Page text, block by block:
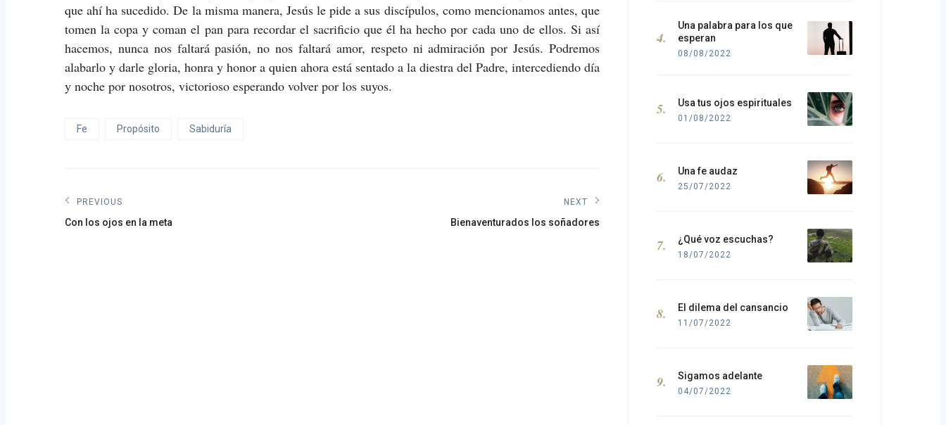
que ahí ha sucedido. De la misma manera, Jesús le pide a sus discípulos, como mencionamos antes, que
tomen la copa y coman el pan para recordar el sacrificio que él ha hecho por cada uno de ellos. Si así
hacemos, nunca nos faltará pasión, no nos faltará amor, respeto ni admiración por Jesús. Podremos
alabarlo y darle gloria, honra y honor a quien ahora está sentado a la diestra del Padre, intercediendo día
y noche por nosotros, victorioso esperando volver por los suyos.
Fe Propósito Sabiduría
Navegación
de
PREVIOUS
Previous
Con los ojos en la meta
NEXT
Next
Bienaventurados los soñadores
Una palabra para los que
esperan
08/08/2022
Usa tus ojos espirituales
01/08/2022
Una fe audaz
25/07/2022
¿Qué voz escuchas?
18/07/2022
El dilema del cansancio
11/07/2022
Sigamos adelante
04/07/2022